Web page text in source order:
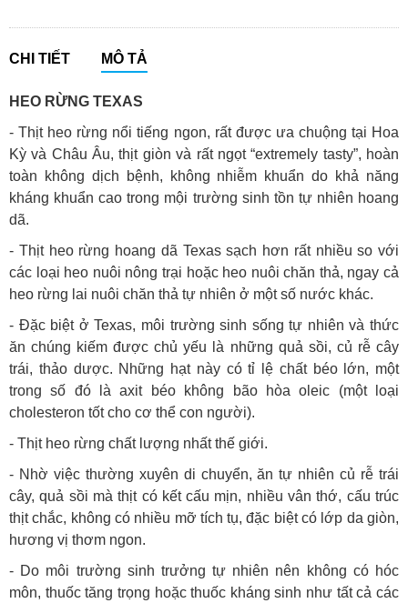
CHI TIẾT MÔ TẢ
HEO RỪNG TEXAS
- Thịt heo rừng nổi tiếng ngon, rất được ưa chuộng tại Hoa
Kỳ và Châu Âu, thịt giòn và rất ngọt “extremely tasty”, hoàn
toàn không dịch bệnh, không nhiễm khuẩn do khả năng
kháng khuẩn cao trong mội trường sinh tồn tự nhiên hoang
dã.
- Thịt heo rừng hoang dã Texas sạch hơn rất nhiều so với
các loại heo nuôi nông trại hoặc heo nuôi chăn thả, ngay cả
heo rừng lai nuôi chăn thả tự nhiên ở một số nước khác.
- Đặc biệt ở Texas, môi trường sinh sống tự nhiên và thức
ăn chúng kiếm được chủ yếu là những quả sồi, củ rễ cây
trái, thảo dược. Những hạt này có tỉ lệ chất béo lớn, một
trong số đó là axit béo không bão hòa oleic (một loại
cholesteron tốt cho cơ thể con người).
- Thịt heo rừng chất lượng nhất thế giới.
- Nhờ việc thường xuyên di chuyển, ăn tự nhiên củ rễ trái
cây, quả sồi mà thịt có kết cấu mịn, nhiều vân thớ, cấu trúc
thịt chắc, không có nhiều mỡ tích tụ, đặc biệt có lớp da giòn,
hương vị thơm ngon.
- Do môi trường sinh trưởng tự nhiên nên không có hóc
môn, thuốc tăng trọng hoặc thuốc kháng sinh như tất cả các